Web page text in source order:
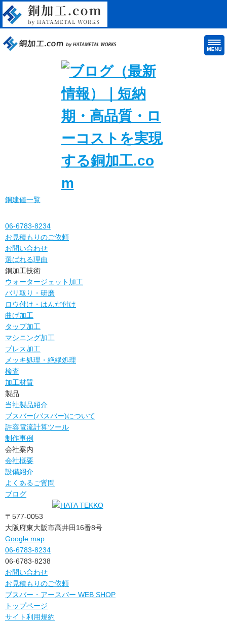
銅建値一覧
06-6783-8234
お見積もりのご依頼
お問い合わせ
選ばれる理由
銅加工技術
ウォータージェット加工
バリ取り・研磨
ロウ付け・はんだ付け
曲げ加工
タップ加工
マシニング加工
プレス加工
メッキ処理・絶縁処理
検査
加工材質
製品
当社製品紹介
ブスバー(バスバー)について
許容電流計算ツール
制作事例
会社案内
会社概要
設備紹介
よくあるご質問
ブログ
〒577-0053
大阪府東大阪市高井田16番8号
Google map
06-6783-8234
06-6783-8238
お問い合わせ
お見積もりのご依頼
ブスバー・アースバー WEB SHOP
トップページ
サイト利用規約